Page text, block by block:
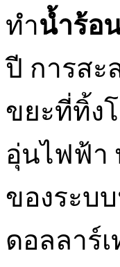
ทำน้ำร้อ
ปี การสะ
ขยะที่ทิ้ง
อุ่นไฟฟ้า
ของระบ
ดอลลาร์